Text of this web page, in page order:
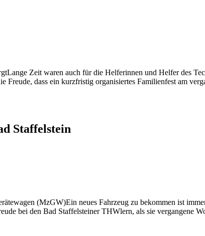
Lange Zeit waren auch für die Helferinnen und Helfer des
dass ein kurzfristig organisiertes Familienfest am
Staffelstein
Ein neues Fahrzeug zu bekommen ist
bei den Bad Staffelsteiner THWlern, als sie vergangene